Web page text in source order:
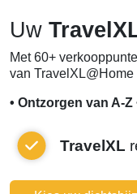
Uw
Met 60+
van
• Ontzorgen van A-
TravelXL